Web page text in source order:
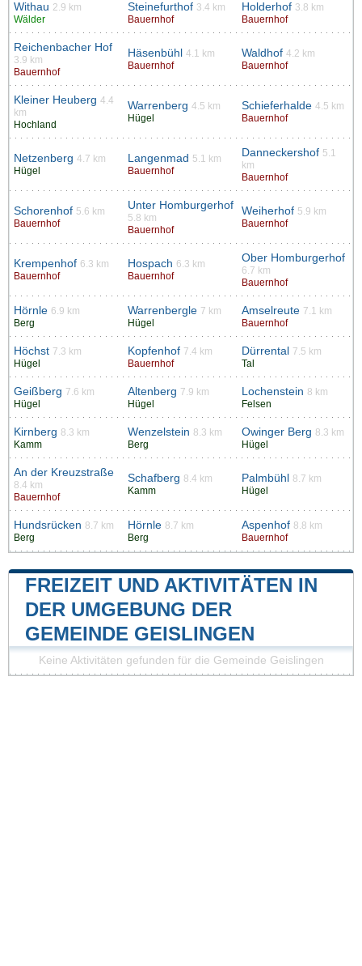
Withau 2.9 km
Wälder
Steinefurthof 3.4 km
Bauernhof
Holderhof 3.8 km
Bauernhof
Reichenbacher Hof
3.9 km
Bauernhof
Häsenbühl
4.1 km
Bauernhof
Waldhof 4.2 km
Bauernhof
Kleiner Heuberg 4.4
km
Hochland
Warrenberg 4.5 km
Hügel
Schieferhalde 4.5 km
Bauernhof
Netzenberg 4.7 km
Hügel
Langenmad 5.1 km
Bauernhof
Danneckershof 5.1
km
Bauernhof
Schorenhof 5.6 km
Bauernhof
Unter Homburgerhof
5.8 km
Bauernhof
Weiherhof 5.9 km
Bauernhof
Krempenhof 6.3 km
Bauernhof
Hospach 6.3 km
Bauernhof
Ober Homburgerhof
6.7 km
Bauernhof
Hörnle 6.9 km
Berg
Warrenbergle 7 km
Hügel
Amselreute 7.1 km
Bauernhof
Höchst 7.3 km
Hügel
Kopfenhof 7.4 km
Bauernhof
Dürrental
7.5 km
Tal
Geißberg 7.6 km
Hügel
Altenberg 7.9 km
Hügel
Lochenstein 8 km
Felsen
Kirnberg 8.3 km
Kamm
Wenzelstein 8.3 km
Berg
Owinger Berg 8.3 km
Hügel
An der Kreuzstraße
8.4 km
Bauernhof
Schafberg 8.4 km
Kamm
Palmbühl
8.7 km
Hügel
Hundsrücken 8.7 km
Berg
Hörnle 8.7 km
Berg
Aspenhof 8.8 km
Bauernhof
FREIZEIT UND AKTIVITÄTEN IN
DER UMGEBUNG DER
GEMEINDE GEISLINGEN
Keine Aktivitäten gefunden für die Gemeinde Geislingen